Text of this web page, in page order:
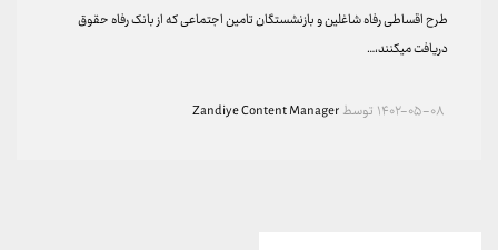
طرح اقساطی رفاه شاغلین و بازنشستگان تامین اجتماعی که از بانک رفاه حقوق
دریافت میکنند،…
۱۴۰۲-۰۵-۰۸ توسطZandiye Content Manager